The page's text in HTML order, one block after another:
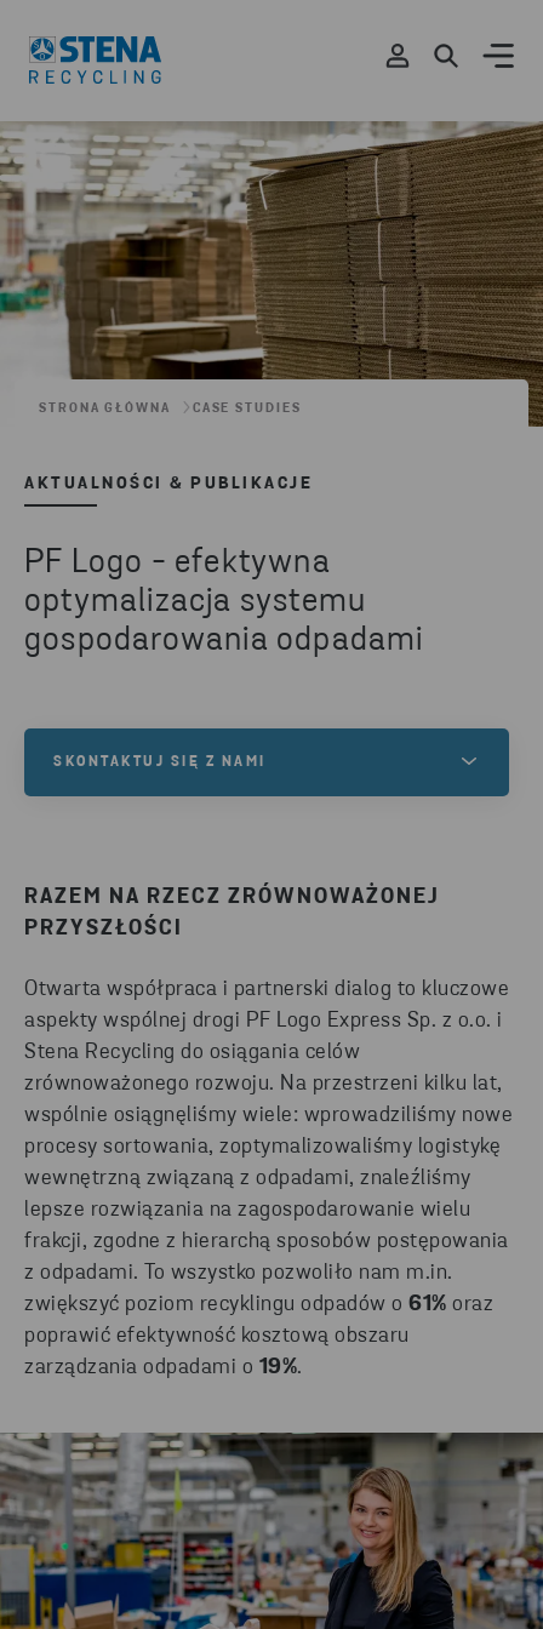
STRONA GŁÓWNA CASE STUDIES
AKTUALNOŚCI & PUBLIKACJE
PF Logo - efektywna
optymalizacja systemu
gospodarowania odpadami
RAZEM NA RZECZ ZRÓWNOWAŻONEJ
PRZYSZŁOŚCI
Otwarta współpraca i partnerski dialog to kluczowe
aspekty wspólnej drogi PF Logo Express Sp. z o.o. i
Stena Recycling do osiągania celów
zrównoważonego rozwoju. Na przestrzeni kilku lat,
wspólnie osiągnęliśmy wiele: wprowadziliśmy nowe
procesy sortowania, zoptymalizowaliśmy logistykę
wewnętrzną związaną z odpadami, znaleźliśmy
lepsze rozwiązania na zagospodarowanie wielu
frakcji, zgodne z hierarchą sposobów postępowania
z odpadami. To wszystko pozwoliło nam m.in.
zwiększyć poziom recyklingu odpadów o 61% oraz
poprawić efektywność kosztową obszaru
zarządzania odpadami o 19%.
SKONTAKTUJ SIĘ Z NAMI